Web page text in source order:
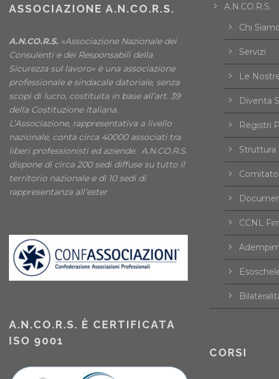
ASSOCIAZIONE A.N.CO.R.S.
A.N.CO.R.S. «Associazione Nazionale dei
Consulenti e dei Responsabili della
Sicurezza sul lavoro» è una associazione
professionale e sindacale datoriale, senza
scopi di lucro, costituita in base all’art. 39
della Costituzione Italiana.
L’Associazione, rappresentativa a livello
nazionale, conta circa 40000 associati tra
liberi professionisti ed aziende. A.N.CO.R.S.
dispone di circa 200 sedi diffuse su tutto il
territorio nazionale e di 10 sedi di
rappresentanza all’ester
A.N.CO.R.S. È CERTIFICATA
ISO 9001
A.N.CO.R.S.
Chi
Servizi
Le
Diventa
Registri
Struttura
CCNL
CORSI